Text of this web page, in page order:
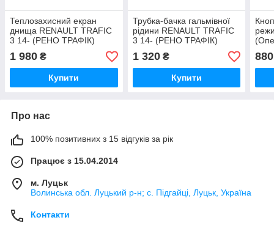
Теплозахисний екран
днища RENAULT TRAFIC
3 14- (РЕНО ТРАФІК)
1 980 ₴
Купити
Трубка-бачка гальмівної
рідини RENAULT TRAFIC
3 14- (РЕНО ТРАФІК)
1 320₴
Купити
880
Про нас
100% позитивних з 15 відгуків за рік
Працює з 15.04.2014
м. Луцьк
Волинська обл. Луцький р-н; с. Підгайці, Луцьк, Україна
Контакти